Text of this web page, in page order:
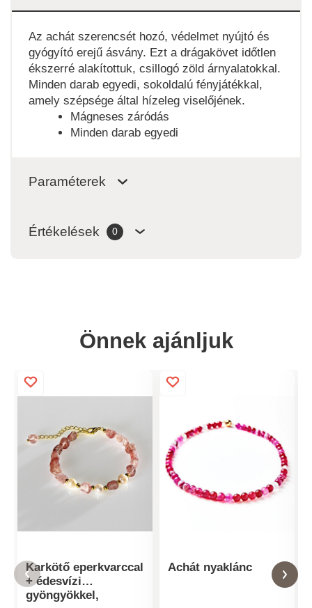
Az achát szerencsét hozó, védelmet nyújtó és
gyógyító erejű ásvány. Ezt a drágakövet időtlen
ékszerré alakítottuk, csillogó zöld árnyalatokkal.
Minden darab egyedi, sokoldalú fényjátékkal,
amely szépsége által hízeleg viselőjének.
Mágneses záródás
Minden darab egyedi
Paraméterek
Értékelések 0
Önnek ajánljuk
Karkötő eperkvarccal
+ édesvízi
gyöngyökkel,
Achát nyaklánc